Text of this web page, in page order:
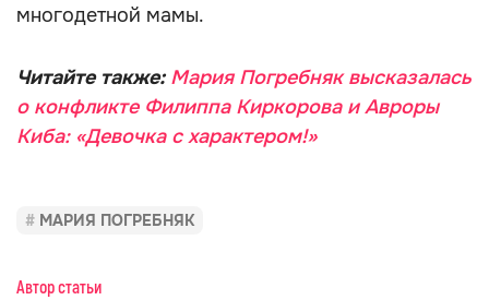
многодетной мамы.
Читайте также: Мария Погребняк высказалась
о конфликте Филиппа Киркорова и Авроры
Киба: «Девочка с характером!»
МАРИЯ ПОГРЕБНЯК
Автор статьи